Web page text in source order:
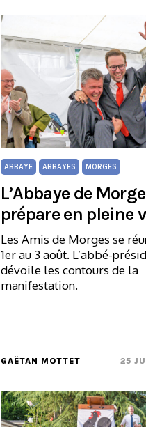
ABBAYE ABBAYES MORGES
L’Abbaye de
prépare en pleine
Les Amis de Morges se
1er au 3 août. L’abbé-
dévoile les contours de la
manifestation.
GAËTAN MOTTET 25